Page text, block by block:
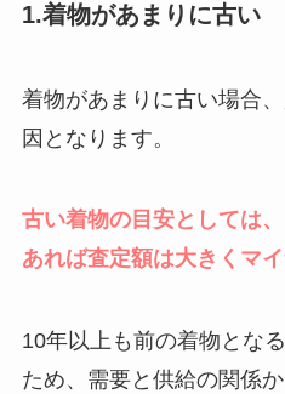
1.着物があまりに古い
着物があまりに古い場合
因となります。
古い着物の目安としては
あれば査定額は大きくマイ
10年以上も前の着物とな
ため、需要と供給の関係